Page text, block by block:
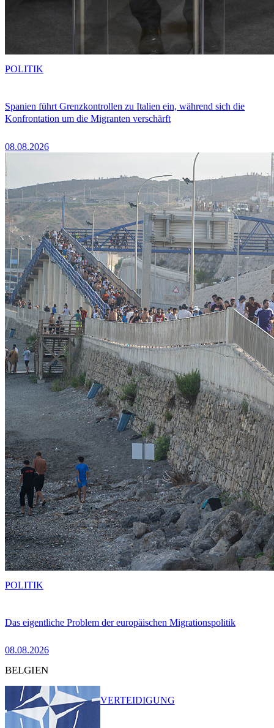
Spanien führt Grenzkontrollen zu Italien ein, während sich die
Konfrontation um die Migranten verschärft
08.08.2026
POLITIK
Das eigentliche Problem der europäischen Migrationspolitik
08.08.2026
POLITIK
BELGIEN
VERTEIDIGUNG